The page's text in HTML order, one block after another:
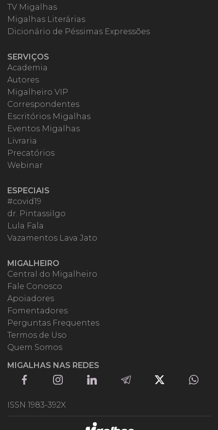
TV Migalhas
Migalhas Literárias
Dicionário de Péssimas Expressões
SERVIÇOS
Academia
Autores
Migalheiro VIP
Correspondentes
Escritórios Migalhas
Eventos Migalhas
Livraria
Precatórios
Webinar
ESPECIAIS
#covid19
dr. Pintassilgo
Lula Fala
Vazamentos Lava Jato
MIGALHEIRO
Central do Migalheiro
Fale Conosco
Apoiadores
Fomentadores
Perguntas Frequentes
Termos de Uso
Quem Somos
MIGALHAS NAS REDES
ISSN 1983-392X